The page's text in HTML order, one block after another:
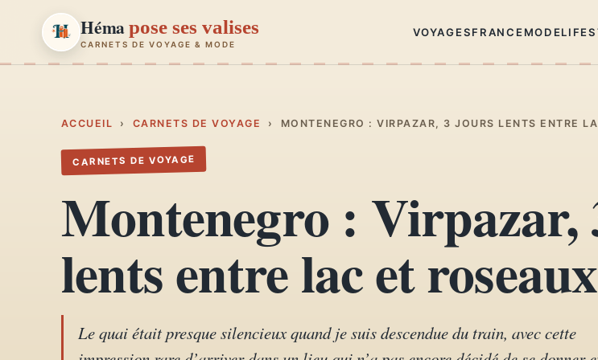
Hémapose ses valises
CARNETS DE VOYAGE & MODE
VOYAGESFRANCEMODE
01 Carnets de voyage
Escapades en France
Mode et style
ACCUEIL › CARNETS DE VOYAGE › MONTENEGRO : VIRPAZAR, 3 JOURS LENTS ENTRE
CARNETS DE VOYAGE
Montenegro : Virpazar,
lents entre lac et roseaux
Le quai était presque silencieux quand je suis descendue du train, avec cette